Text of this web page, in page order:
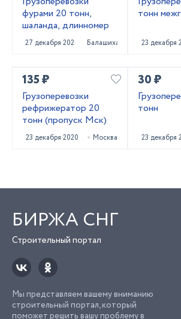
фурами 20 тонн,
шаланда, длинномер
27 декабря 2020 Балашиха
тонн
23 декабря
135 ₽
Грузоперевозки
рефрижератор 20
тонн (пропуск Мск)
23 декабря 2020 Москва
30 ₽
тонн
23 декабря
БИРЖА СНГ
Строительный портал
Мы представляем вашему вниманию
строительный портал, который
поможет решить вашу проблему в